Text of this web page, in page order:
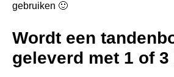
gebruiken 🙂
Wordt een
geleverd met 1 of